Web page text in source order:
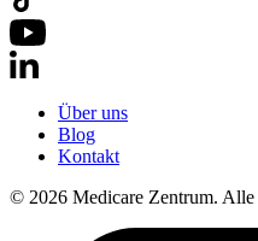
Über uns
Blog
Kontakt
© 2026 Medicare Zentrum. Alle